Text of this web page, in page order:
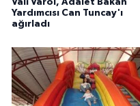
Vali Varol, Adalet Bakan
Yardımcısı Can Tuncay'ı
ağırladı